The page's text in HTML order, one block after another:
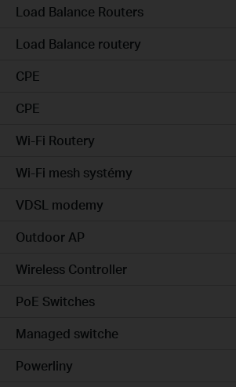
Load Balance Routers
Load Balance routery
CPE
CPE
Wi-Fi Routery
Wi-Fi mesh systémy
VDSL modemy
Outdoor AP
Wireless Controller
PoE Switches
Managed switche
Powerliny